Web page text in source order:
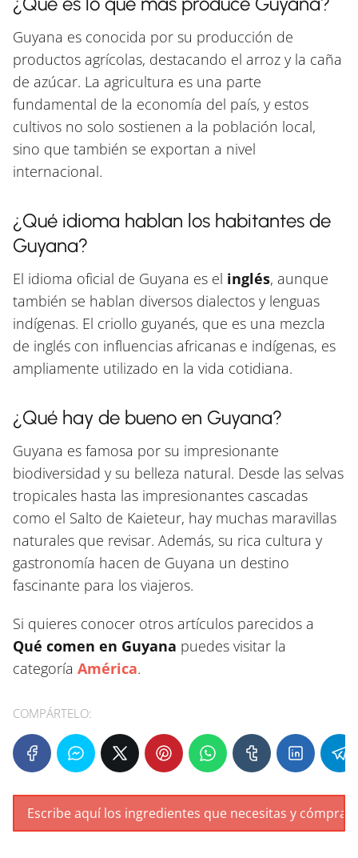
Guyana es conocida por su producción de
productos agrícolas, destacando el arroz y la caña
de azúcar. La agricultura es una parte
fundamental de la economía del país, y estos
cultivos no solo sostienen a la población local,
sino que también se exportan a nivel
internacional.
¿Qué idioma hablan los habitantes de
Guyana?
El idioma oficial de Guyana es el inglés, aunque
también se hablan diversos dialectos y lenguas
indígenas. El criollo guyanés, que es una mezcla
de inglés con influencias africanas e indígenas, es
ampliamente utilizado en la vida cotidiana.
¿Qué hay de bueno en Guyana?
Guyana es famosa por su impresionante
biodiversidad y su belleza natural. Desde las selvas
tropicales hasta las impresionantes cascadas
como el Salto de Kaieteur, hay muchas maravillas
naturales que revisar. Además, su rica cultura y
gastronomía hacen de Guyana un destino
fascinante para los viajeros.
Si quieres conocer otros artículos parecidos a
Qué comen en Guyana puedes visitar la
categoría América.
COMPÁRTELO: